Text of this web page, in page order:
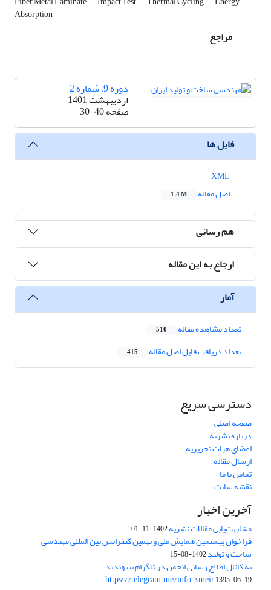
Absorption
مراجع
دوره 9، شماره 2
اردیبهشت 1401
صفحه30-40
فایل ها
اصل مقاله
1.4 M
هم رسانی
ارجاع به این مقاله
آمار
تعداد مشاهده مقاله 510
تعداد دریافت فایل اصل مقاله 415
دسترسی سریع
صفحه اصلی
درباره نشریه
اعضای هیات تحریریه
ارسال مقاله
تماس با ما
نقشه سایت
آخرین اخبار
مشابهت‌یابی مقالات نشریه1402-11-01
فراخوان بیستمین همایش ملی و نهمین کنفرانس بین المللی مهندسی
ساخت و تولید1402-08-15
به کانال اطلاع رسانی انجمن در تلگرام بپیوندید ...
https://telegram.me/info_smeir1395-06-19